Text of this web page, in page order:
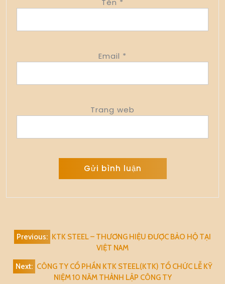
Tên *
Email *
Trang web
Điều
hướng
bài
viết
Previous:
KTK STEEL – THƯƠNG HIỆU ĐƯỢC BẢO HỘ TẠI
VIỆT NAM
Next: CÔNG TY CỔ PHẦN KTK STEEL(KTK) TỔ CHỨC LỄ KỸ
NIỆM 10 NĂM THÀNH LẬP CÔNG TY